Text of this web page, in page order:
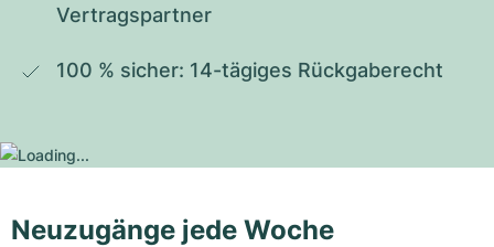
Vertragspartner
100 % sicher: 14-tägiges Rückgaberecht
Neuzugänge jede Woche